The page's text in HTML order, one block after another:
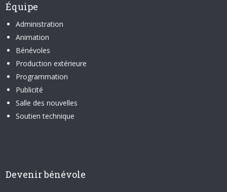
Équipe
Administration
Animation
Bénévoles
Production extérieure
Programmation
Publicité
Salle des nouvelles
Soutien technique
Devenir bénévole